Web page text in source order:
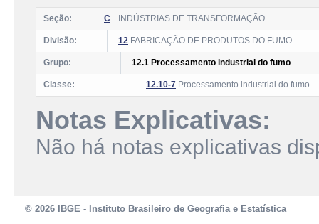
Seção: C INDÚSTRIAS DE TRANSFORMAÇÃO
Divisão: 12 FABRICAÇÃO DE PRODUTOS DO FUMO
Grupo: 12.1 Processamento industrial do fumo
Classe: 12.10-7 Processamento industrial do fumo
Notas Explicativas:
Não há notas explicativas
© 2026 IBGE - Instituto Brasileiro de Geografia e Estatística